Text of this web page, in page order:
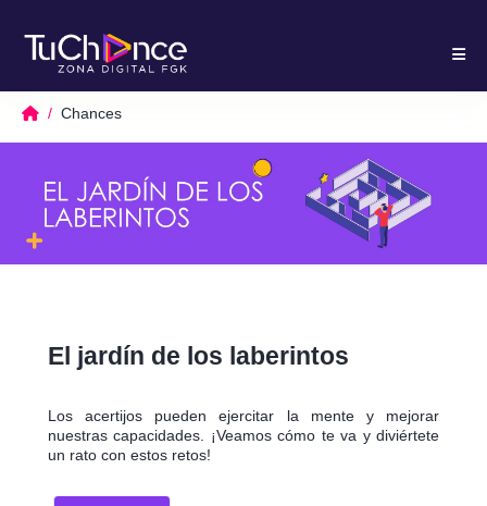
Chances
El jardín de los laberintos
Los acertijos pueden ejercitar la mente y mejorar
nuestras capacidades. ¡Veamos cómo te va y diviértete
un rato con estos retos!